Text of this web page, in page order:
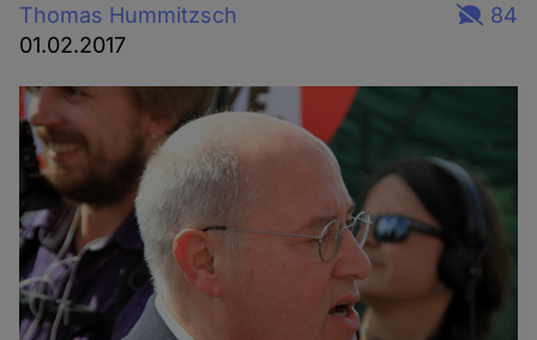
Thomas Hummitzsch
01.02.2017
84